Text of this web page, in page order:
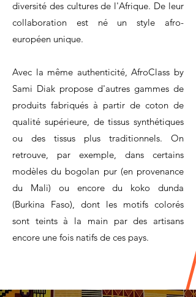
diversité des cultures de l'Afrique. De leur
collaboration est né un style afro-
européen unique.
Avec la même authenticité, AfroClass by
Sami Diak propose d'autres gammes de
produits fabriqués à partir de coton de
qualité supérieure, de tissus synthétiques
ou des tissus plus traditionnels. On
retrouve, par exemple, dans certains
modèles du bogolan pur (en provenance
du Mali) ou encore du koko dunda
(Burkina Faso), dont les motifs colorés
sont teints à la main par des artisans
encore une fois natifs de ces pays.